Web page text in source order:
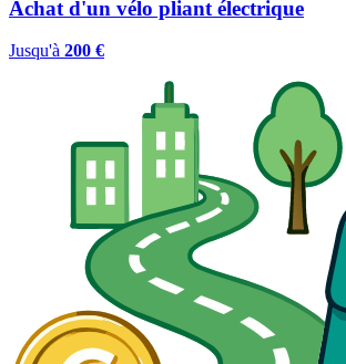
Achat d'un vélo pliant électrique
Jusqu'à 200 €